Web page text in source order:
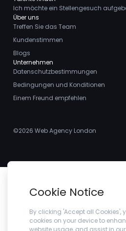
Ich möchte ein Stellengesuch
Über uns
Treffen Sie das Team
Kundenstimmen
Blogs
Unternehmen
Datenschutzbestimmungen
Bedingungen und Konditionen
Einem Freund empfehlen
©2026 Web Agency London
Cookie Notice
By clicking 'Accept all Cookies',
cookies on your device to
website usage, and assist in